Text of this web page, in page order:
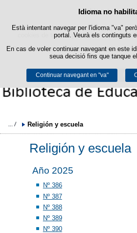
Política de
Este lloc web utilitza cookies pròpies per
cookies de tercers per a obtindre
Podeu obtindre més informació en
legal.
Acceptar
Idioma no
Està intentant navegar per l'idioma "va"
portal. Veurà els continguts
En cas de voler continuar navegant en este
seua decisió fins que tanque
Continuar navegant en "va"
Passar
Religión y escuela
Religión y escuela
Año 2025
Nº 386
Nº 387
Nº 388
Nº 389
Nº 390